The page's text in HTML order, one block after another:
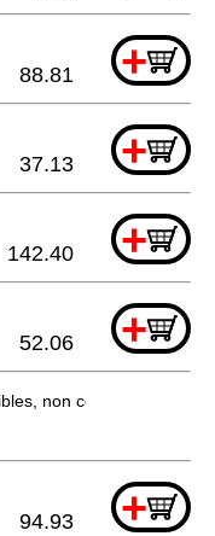
+
88.81
+
37.13
+
142.40
+
52.06
non commandable
+
94.93